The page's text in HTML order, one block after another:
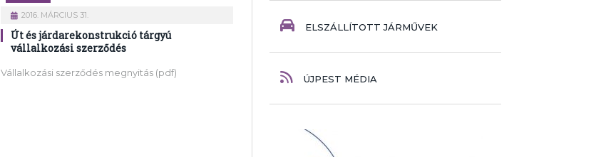
2016. MÁRCIUS 31.
Út és járdarekonstrukció tárgyú
vállalkozási szerződés
Vállalkozási szerződés megnyitás (pdf)
ELSZÁLLÍTOTT JÁRMŰVEK
ÚJPEST MÉDIA